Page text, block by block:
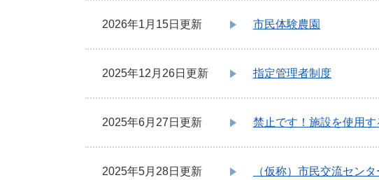
2026年1月15日更新 市民体験農園
2025年12月26日更新 指定管理者制度
2025年6月27日更新 禁止です！施設を使用す
2025年5月28日更新 （仮称）市民交流セン